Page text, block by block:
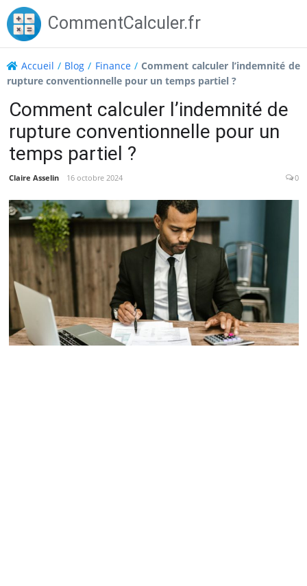
Skip
to
content
CommentCalculer.fr
Accueil / Blog / Finance/ Comment calculer l’indemnité de
rupture conventionnelle pour un temps partiel ?
Comment calculer l’indemnité de
rupture conventionnelle pour un
temps partiel ?
Claire Asselin 16 octobre 2024 0